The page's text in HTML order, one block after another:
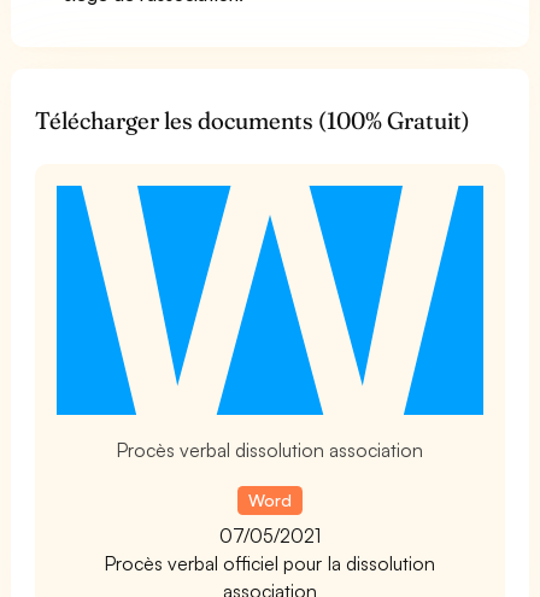
Télécharger les documents (100% Gratuit)
Procès verbal dissolution association
Word
07/05/2021
Procès verbal officiel pour la dissolution
association